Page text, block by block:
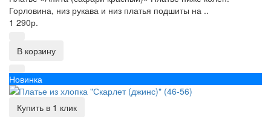
Горловина, низ рукава и низ платья подшиты на ..
1 290р.
В корзину
Новинка
Купить в 1 клик